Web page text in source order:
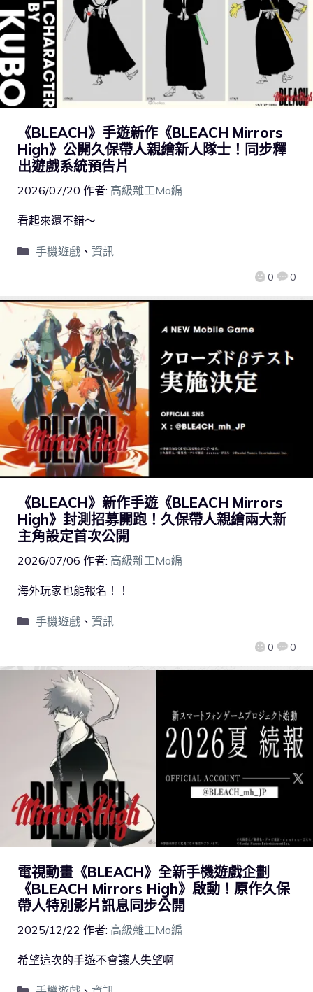
《BLEACH》手遊新作《BLEACH Mirrors
High》公開久保帶人親繪新人隊士！同步釋
出遊戲系統預告片
2026/07/20 作者: 高級雜工Mo編
0 0
看起來還不錯～
手機遊戲、 資訊
《BLEACH》新作手遊《BLEACH Mirrors
High》封測招募開跑！久保帶人親繪兩大新
主角設定首次公開
2026/07/06 作者: 高級雜工Mo編
0 0
海外玩家也能報名！！
手機遊戲、 資訊
電視動畫《BLEACH》全新手機遊戲企劃
《BLEACH Mirrors High》啟動！原作久保
帶人特別影片訊息同步公開
2025/12/22 作者: 高級雜工Mo編
希望這次的手遊不會讓人失望啊